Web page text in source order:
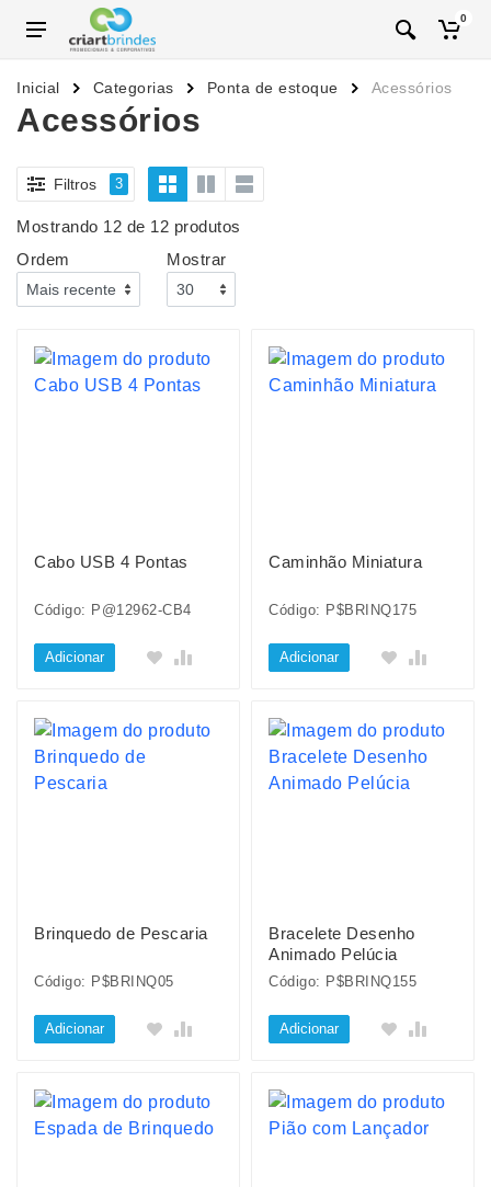
0
Inicial Categorias Ponta de estoque Acessórios
Acessórios
Filtros 3
Mostrando 12 de 12 produtos
Ordem
Mostrar
Cabo USB 4 Pontas
Código: P@12962-CB4
Adicionar
Caminhão Miniatura
Código: P$BRINQ175
Adicionar
Brinquedo de Pescaria
Código: P$BRINQ05
Adicionar
Bracelete Desenho
Animado Pelúcia
Código: P$BRINQ155
Adicionar